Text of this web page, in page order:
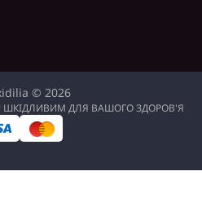
© 2026
ДЛЯ ВАШОГО ЗДОРОВ'Я